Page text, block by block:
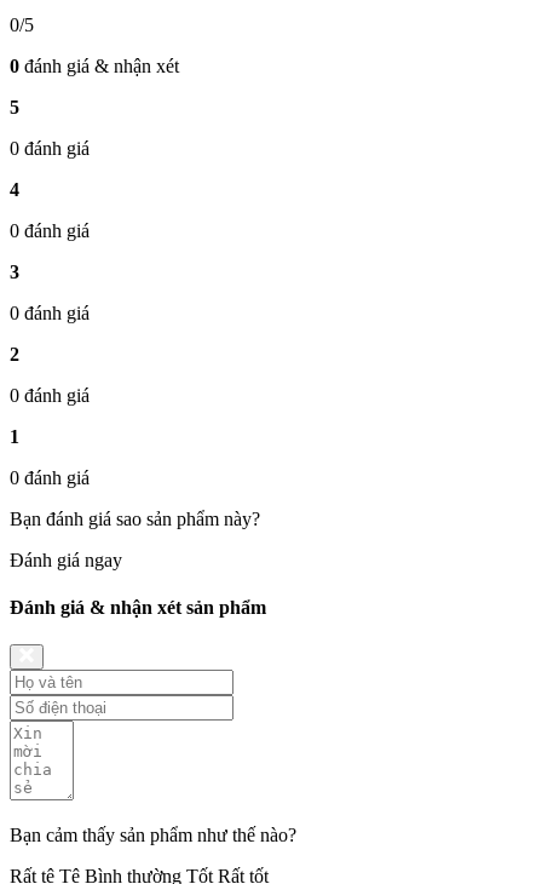
0/5
0 đánh giá & nhận xét
5
0 đánh giá
4
0 đánh giá
3
0 đánh giá
2
0 đánh giá
1
0 đánh giá
Bạn đánh giá sao sản phẩm này?
Đánh giá ngay
Đánh giá & nhận xét sản phẩm
Bạn cảm thấy sản phẩm như thế nào?
Rất tệ Tệ Bình thường Tốt Rất tốt